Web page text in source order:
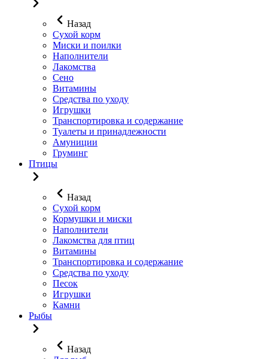
Назад
Сухой корм
Миски и поилки
Наполнители
Лакомства
Сено
Витамины
Средства по уходу
Игрушки
Транспортировка и содержание
Туалеты и принадлежности
Амуниции
Груминг
Птицы
Назад
Сухой корм
Кормушки и миски
Наполнители
Лакомства для птиц
Витамины
Транспортировка и содержание
Средства по уходу
Песок
Игрушки
Камни
Рыбы
Назад